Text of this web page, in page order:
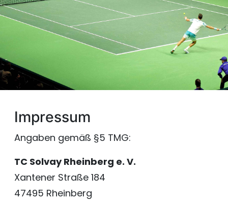
Impressum
Angaben gemäß §5 TMG:
TC Solvay Rheinberg e. V.
Xantener Straße 184
47495 Rheinberg